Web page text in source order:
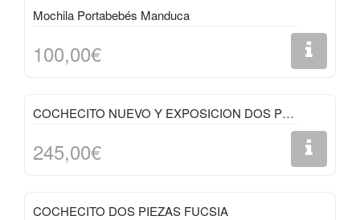
Mochila Portabebés Manduca
100,00€
COCHECITO NUEVO Y EXPOSICION DOS PIEZAS BEIGE
245,00€
COCHECITO DOS PIEZAS FUCSIA